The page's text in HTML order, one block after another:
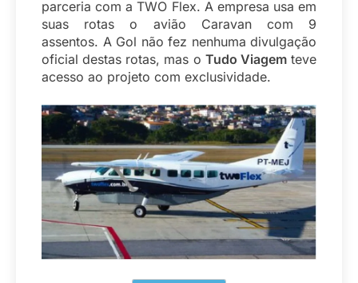
parceria com a TWO Flex. A empresa usa em
suas rotas o avião Caravan com 9
assentos. A Gol não fez nenhuma divulgação
oficial destas rotas, mas o Tudo Viagemteve
acesso ao projeto com exclusividade.